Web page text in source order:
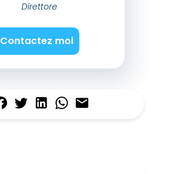
Direttore
Contactez moi